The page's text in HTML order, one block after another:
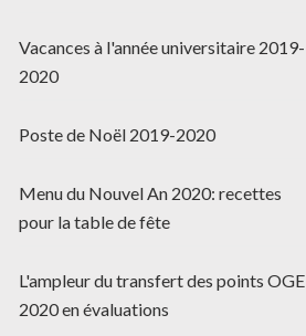
Vacances à l'année universitaire 2019-
2020
Poste de Noël 2019-2020
Menu du Nouvel An 2020: recettes
pour la table de fête
L'ampleur du transfert des points OGE
2020 en évaluations